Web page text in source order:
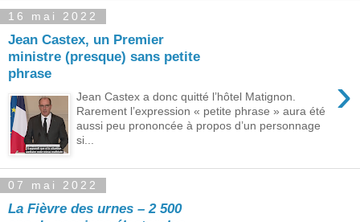
16 mai 2022
Jean Castex, un Premier
ministre (presque) sans petite
phrase
›
Jean Castex a donc quitté l’hôtel Matignon.
Rarement l’expression « petite phrase » aura été
aussi peu prononcée à propos d’un personnage
si...
07 mai 2022
La Fièvre des urnes – 2 500